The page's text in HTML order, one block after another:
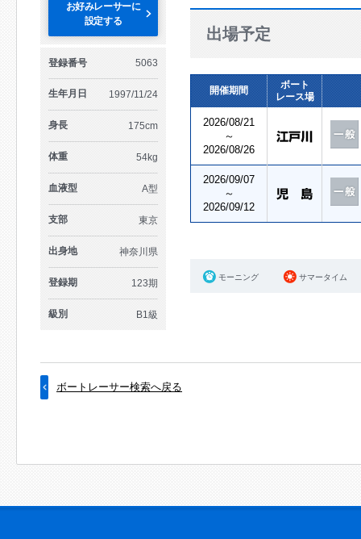
お好みレーサーに
設定する
登録番号 5063
生年月日 1997/11/24
身長 175cm
体重 54kg
血液型 A型
支部 東京
出身地 神奈川県
登録期 123期
級別 B1級
出場予定
開催期間
ボート
レース場
2026/08/21
～
2026/08/26
2026/09/07
～
2026/09/12
モーニング サマータイム
ボートレーサー検索へ戻る